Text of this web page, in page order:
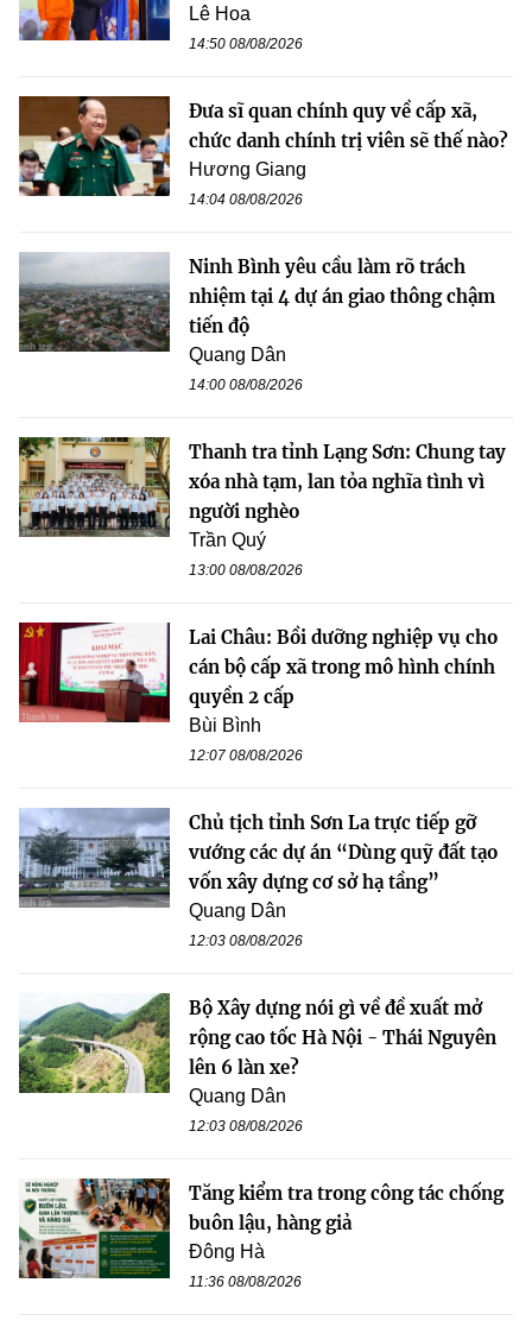
Lê Hoa
14:50 08/08/2026
Đưa sĩ quan chính quy về cấp xã,
chức danh chính trị viên sẽ thế nào?
Hương Giang
14:04 08/08/2026
Ninh Bình yêu cầu làm rõ trách
nhiệm tại 4 dự án giao thông chậm
tiến độ
Quang Dân
14:00 08/08/2026
Thanh tra tỉnh Lạng Sơn: Chung tay
xóa nhà tạm, lan tỏa nghĩa tình vì
người nghèo
Trần Quý
13:00 08/08/2026
Lai Châu: Bồi dưỡng nghiệp vụ cho
cán bộ cấp xã trong mô hình chính
quyền 2 cấp
Bùi Bình
12:07 08/08/2026
Chủ tịch tỉnh Sơn La trực tiếp gỡ
vướng các dự án “Dùng quỹ đất tạo
vốn xây dựng cơ sở hạ tầng”
Quang Dân
12:03 08/08/2026
Bộ Xây dựng nói gì về đề xuất mở
rộng cao tốc Hà Nội - Thái Nguyên
lên 6 làn xe?
Quang Dân
12:03 08/08/2026
Tăng kiểm tra trong công tác chống
buôn lậu, hàng giả
Đông Hà
11:36 08/08/2026